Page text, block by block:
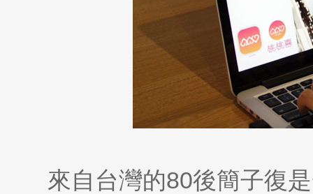
來自台灣的80後簡子復